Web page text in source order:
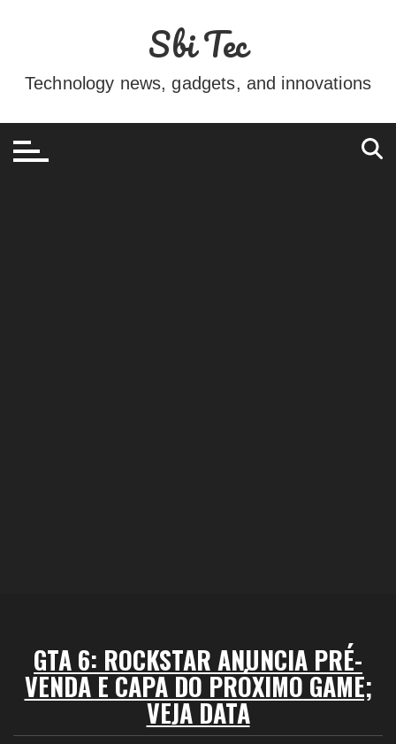
conteúdo
Sbi Tec
Technology news, gadgets, and innovations
GTA 6: ROCKSTAR ANUNCIA PRÉ-
VENDA E CAPA DO PRÓXIMO GAME;
VEJA DATA